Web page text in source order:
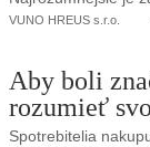
VUNO HREUS s.r.o.
Aby boli
rozumieť
Spotrebitelia